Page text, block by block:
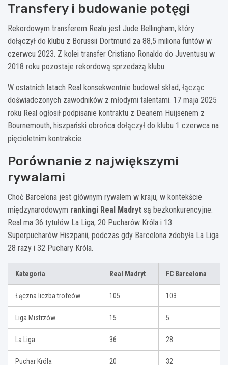
Transfery i budowanie potęgi
Rekordowym transferem Realu jest Jude Bellingham, który
dołączył do klubu z Borussii Dortmund za 88,5 miliona funtów w
czerwcu 2023. Z kolei transfer Cristiano Ronaldo do Juventusu w
2018 roku pozostaje rekordową sprzedażą klubu.
W ostatnich latach Real konsekwentnie budował skład, łącząc
doświadczonych zawodników z młodymi talentami. 17 maja 2025
roku Real ogłosił podpisanie kontraktu z Deanem Huijsenem z
Bournemouth, hiszpański obrońca dołączył do klubu 1 czerwca na
pięcioletnim kontrakcie.
Porównanie z największymi
rywalami
Choć Barcelona jest głównym rywalem w kraju, w kontekście
międzynarodowym rankingi Real Madryt są bezkonkurencyjne.
Real ma 36 tytułów La Liga, 20 Pucharów Króla i 13
Superpucharów Hiszpanii, podczas gdy Barcelona zdobyła La Liga
28 razy i 32 Puchary Króla.
Kategoria Real Madryt FC Barcelona
Łączna liczba trofeów 105 103
Liga Mistrzów 15 5
La Liga 36 28
Puchar Króla 20 32